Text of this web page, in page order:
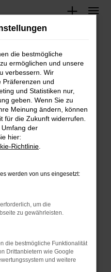
aufgetreten.
dir helfen können:
und deine
zum Beispiel deine
Seiten
die Seite in einem
in einem privaten
vorübergehende
die bestmögliche
ermöglichen und unsere
verbessern. Wir
Präferenzen und
und Statistiken nur,
geben. Wenn Sie zu
Meinung ändern, können
für die Zukunft widerrufen.
der
hier:
Richtlinie
werden von uns eingesetzt:
um die
zu gewährleisten.
die bestmögliche Funktionalität
Drittanbietern wie Google
und weitere